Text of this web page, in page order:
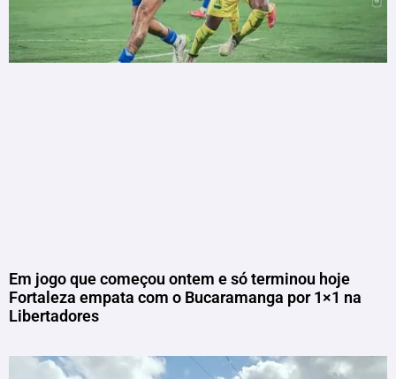
Em jogo que começou ontem e só terminou hoje
Fortaleza empata com o Bucaramanga por 1×1 na
Libertadores